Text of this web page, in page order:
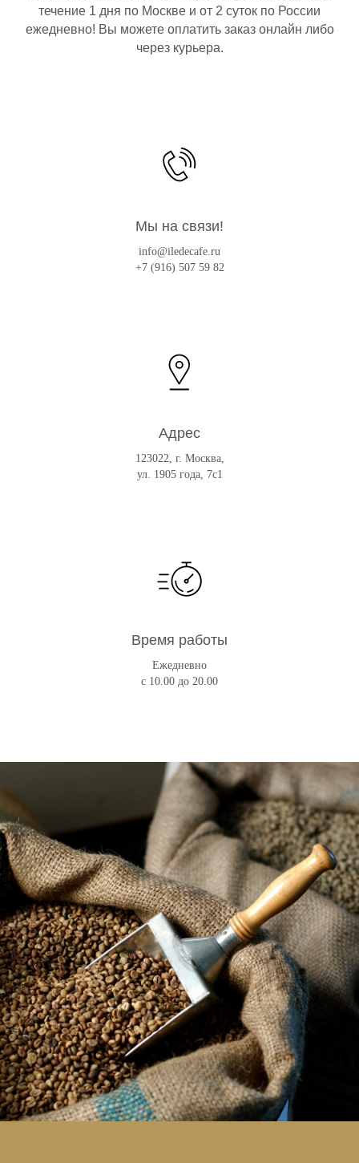
течение 1 дня по Москве и от 2 суток по России
ежедневно! Вы можете оплатить заказ онлайн либо
через курьера.
Мы на связи!
info@iledecafe.ru
+7 (916) 507 59 82
Адрес
123022, г. Москва,
ул. 1905 года, 7с1
Время работы
Ежедневно
с 10.00 до 20.00